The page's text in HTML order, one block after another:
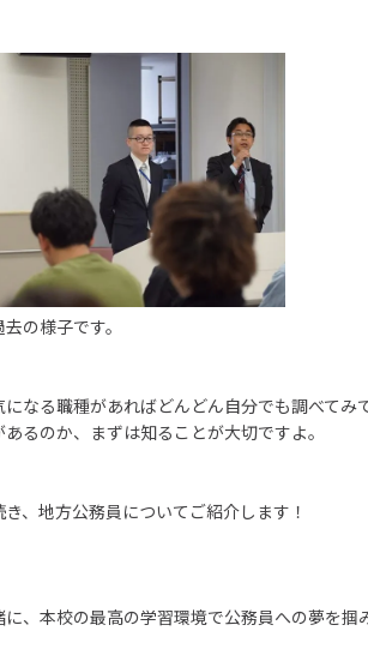
の様子です。
なる職種があればどんどん自分でも調べてみ
あるのか、まずは知ることが大切ですよ。
、地方公務員についてご紹介します！
に、本校の最高の学習環境で公務員への夢を掴